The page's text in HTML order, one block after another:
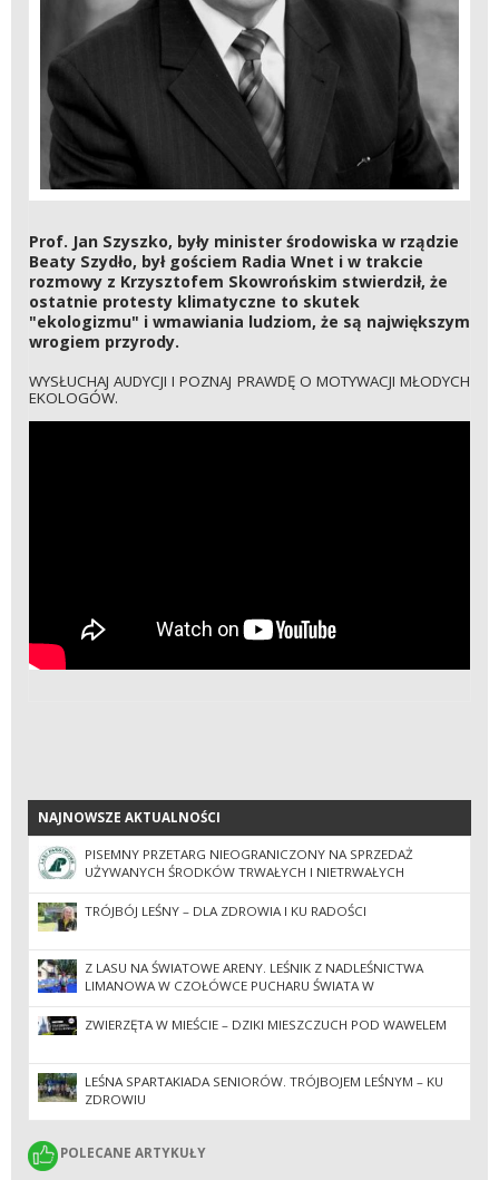
Prof. Jan Szyszko, były minister środowiska w rządzie
Beaty Szydło, był gościem Radia Wnet i w trakcie
rozmowy z Krzysztofem Skowrońskim stwierdził, że
ostatnie protesty klimatyczne to skutek
"ekologizmu" i wmawiania ludziom, że są największym
wrogiem przyrody.
WYSŁUCHAJ AUDYCJI I POZNAJ PRAWDĘ O MOTYWACJI MŁODYCH
EKOLOGÓW.
NAJNOWSZE AKTUALNOŚCI
NAJNOWSZE AKTUALNOŚCI
PISEMNY PRZETARG NIEOGRANICZONY NA SPRZEDAŻ
UŻYWANYCH ŚRODKÓW TRWAŁYCH I NIETRWAŁYCH
(DRUKARKI).
TRÓJBÓJ LEŚNY – DLA ZDROWIA I KU RADOŚCI
Z LASU NA ŚWIATOWE ARENY. LEŚNIK Z NADLEŚNICTWA
LIMANOWA W CZOŁÓWCE PUCHARU ŚWIATA W
PARATRIATLONIE
ZWIERZĘTA W MIEŚCIE – DZIKI MIESZCZUCH POD WAWELEM
LEŚNA SPARTAKIADA SENIORÓW. TRÓJBOJEM LEŚNYM – KU
ZDROWIU
POLECANE ARTYKUŁY
POLECANE ARTYKUŁY